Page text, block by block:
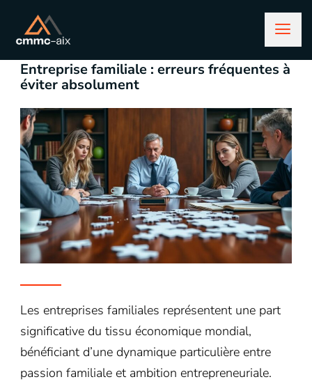
février 26, 2026
Entreprise familiale : erreurs fréquentes à
éviter absolument
Les entreprises familiales représentent une part
significative du tissu économique mondial,
bénéficiant d’une dynamique particulière entre
passion familiale et ambition entrepreneuriale.